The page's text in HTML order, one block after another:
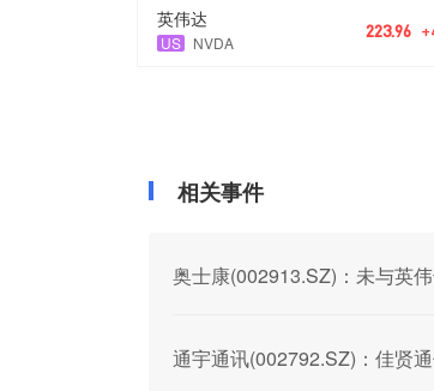
英伟达
US NVDA
223.96
相关事件
奥士康(002913.SZ)：未与英
通宇通讯(002792.SZ)：佳贤